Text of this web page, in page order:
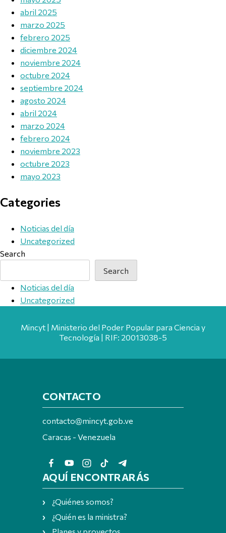
abril 2025
marzo 2025
febrero 2025
diciembre 2024
noviembre 2024
octubre 2024
septiembre 2024
agosto 2024
abril 2024
marzo 2024
febrero 2024
noviembre 2023
octubre 2023
mayo 2023
Categories
Noticias del día
Uncategorized
Search
Search
Noticias del día
Uncategorized
Mincyt | Ministerio del Poder Popular para Ciencia y
Tecnología | RIF: 20013038-5
CONTACTO
contacto@mincyt.gob.ve
Caracas - Venezuela
AQUÍ ENCONTRARÁS
¿Quiénes somos?
¿Quién es la ministra?